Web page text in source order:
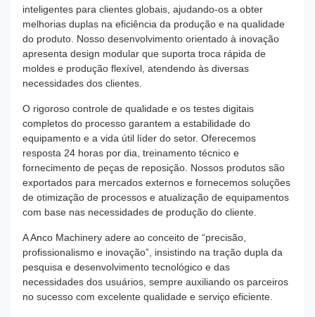
inteligentes para clientes globais, ajudando-os a obter
melhorias duplas na eficiência da produção e na qualidade
do produto. Nosso desenvolvimento orientado à inovação
apresenta design modular que suporta troca rápida de
moldes e produção flexível, atendendo às diversas
necessidades dos clientes.
O rigoroso controle de qualidade e os testes digitais
completos do processo garantem a estabilidade do
equipamento e a vida útil líder do setor. Oferecemos
resposta 24 horas por dia, treinamento técnico e
fornecimento de peças de reposição. Nossos produtos são
exportados para mercados externos e fornecemos soluções
de otimização de processos e atualização de equipamentos
com base nas necessidades de produção do cliente.
A Anco Machinery adere ao conceito de “precisão,
profissionalismo e inovação”, insistindo na tração dupla da
pesquisa e desenvolvimento tecnológico e das
necessidades dos usuários, sempre auxiliando os parceiros
no sucesso com excelente qualidade e serviço eficiente.